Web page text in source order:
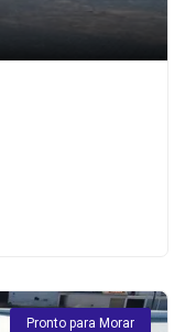
Pronto para Morar